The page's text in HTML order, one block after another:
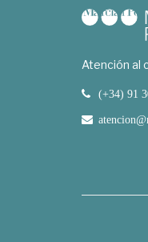
Atención al
(+34) 91